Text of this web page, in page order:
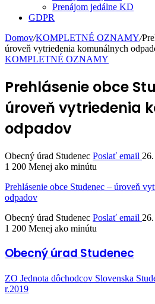
Prenájom jedálne KD
GDPR
Domov/KOMPLETNÉ OZNAMY/
úroveň vytriedenia komunálnych
KOMPLETNÉ OZNAMY
Prehlásenie obce
úroveň vytriedenia
odpadov
Obecný úrad Studenec Poslať email
1 200 Menej ako minútu
Prehlásenie obce Studenec – úroveň
odpadov
Obecný úrad Studenec Poslať email
1 200 Menej ako minútu
Obecný úrad Studenec
ZO Jednota dôchodcov Slovenska
r.2019